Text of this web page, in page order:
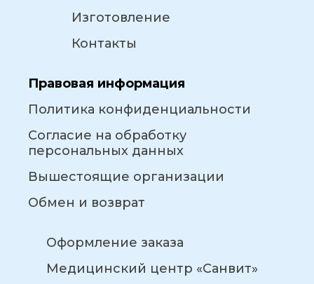
Изготовление
Контакты
Правовая информация
Политика конфиденциальности
Согласие на обработку
персональных данных
Вышестоящие организации
Обмен и возврат
Оформление заказа
Медицинский центр «Санвит»